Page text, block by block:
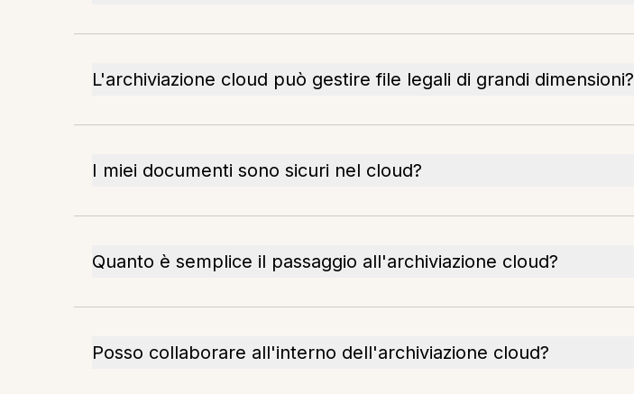
L'archiviazione cloud può gestire file legali di grandi dimensioni?
I miei documenti sono sicuri nel cloud?
Quanto è semplice il passaggio all'archiviazione cloud?
Posso collaborare all'interno dell'archiviazione cloud?